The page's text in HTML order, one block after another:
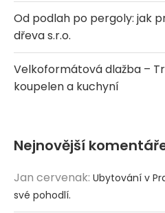
Od podlah po pergoly: jak
dřeva s.r.o.
Velkoformátová dlažba –
koupelen a kuchyní
Nejnovější
Jan cervenak: Ubytování v
své pohodlí.